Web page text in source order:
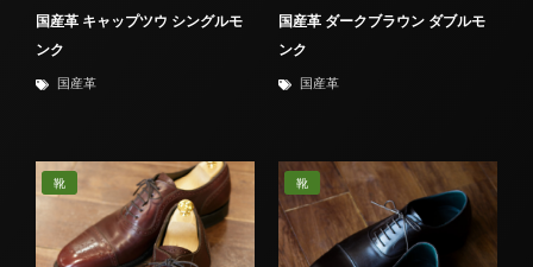
国産革 キャップツウ シングルモ
ンク
国産革
国産革 ダークブラウン ダブルモ
ンク
国産革
靴 靴